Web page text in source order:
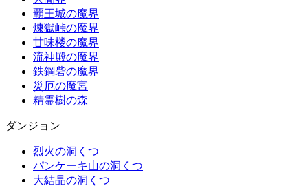
覇王城の魔界
煉獄峠の魔界
甘味楼の魔界
流神殿の魔界
鉄鋼砦の魔界
災厄の魔宮
精霊樹の森
ダンジョン
烈火の洞くつ
パンケーキ山の洞くつ
大結晶の洞くつ